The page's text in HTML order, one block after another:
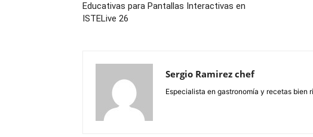
Educativas para Pantallas Interactivas en
ISTELive 26
Sergio Ramirez chef
Especialista en gastronomía y recetas bien